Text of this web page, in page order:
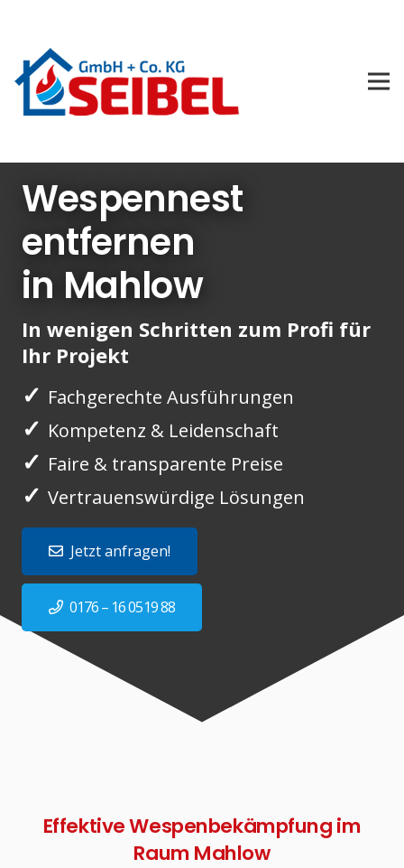
Wespennest
entfernen
in Mahlow
In wenigen Schritten zum Profi für
Ihr Projekt
✓ Fachgerechte Ausführungen
✓ Kompetenz & Leidenschaft
✓ Faire & transparente Preise
✓ Vertrauenswürdige Lösungen
Jetzt anfragen!
0176 – 16 0519 88
Effektive Wespenbekämpfung im
Raum Mahlow